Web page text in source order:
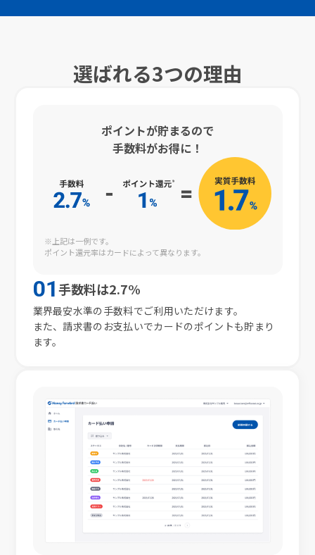
選ばれる3つの理由
01手数料は​2.7%
業界最安水準の​手数料で​ご利用いただけます。​
また、​請求書の​お支払いで​カードの​ポイントも​貯まり
ます。​
ポイントが貯まるので
手数料がお得に！
※上記は一例です。
ポイント還元率はカードによって異なります。